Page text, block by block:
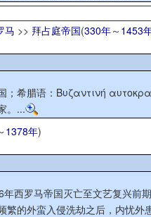
马 >> 拜占庭帝国(330年～ 1453
；希腊语：Βυζαντινή
。...
1378年)
西罗马帝国灭亡至文艺复兴前
繁的外蛮入侵洗劫之后，内忧外